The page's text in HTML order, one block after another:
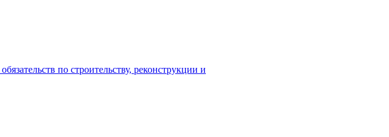
по строительству, реконструкции и